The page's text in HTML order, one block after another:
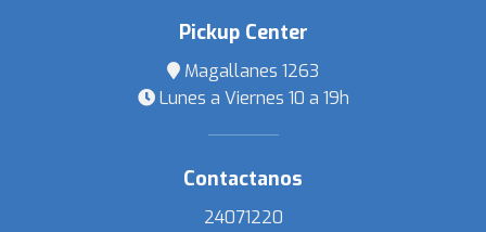
Pickup Center
Magallanes 1263
Lunes a Viernes 10 a 19h
Contactanos
24071220